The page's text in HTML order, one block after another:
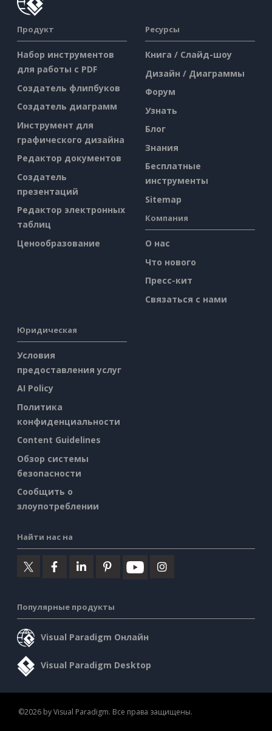
Продукт
Набор инструментов
для работы с PDF
Создатель флипбуков
Создатель диаграмм
Инструмент для
графического дизайна
Редактор документов
Создатель
презентаций
Редактор электронных
таблиц
Ценообразование
Ресурсы
Книга / Слайд-шоу
Дизайн / Диаграммы
Форум
Узнать
Блог
Знания
Бесплатные
инструменты
Sitemap
Компания
О нас
Что нового
Пресс-кит
Связаться с нами
Юридическая
Условия
предоставления услуг
AI Policy
Политика
конфиденциальности
Content Guidelines
Обзор системы
безопасности
Сообщить о
злоупотреблении
Найти нас на
Популярные продукты
Visual Paradigm Онлайн
Visual Paradigm Desktop
©2026 by Visual Paradigm. Все права защищены.